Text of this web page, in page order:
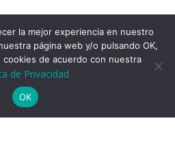
la mejor experiencia en nuestro
página web y/o pulsando OK,
de acuerdo con nuestra
de Privacidad
OK